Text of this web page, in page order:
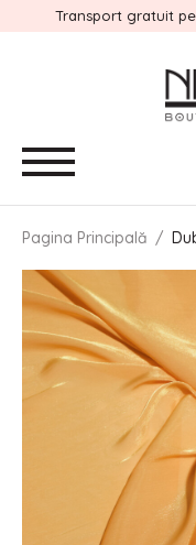
Transport gratuit
Pagina Principală /